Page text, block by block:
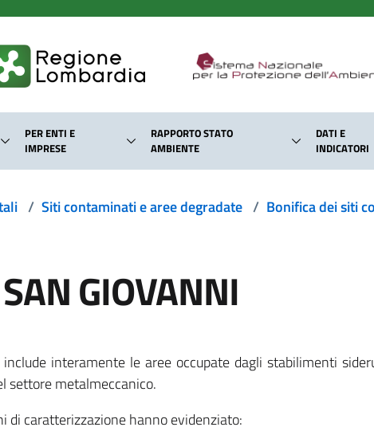
PER ENTI E
IMPRESE
RAPPORTO STATO
AMBIENTE
DATI E
INDICATORI
/ Siti contaminati e aree degradate / Bonifica dei siti
GIOVANNI
interamente le aree occupate dagli stabilimenti
settore metalmeccanico.
di caratterizzazione hanno evidenziato: